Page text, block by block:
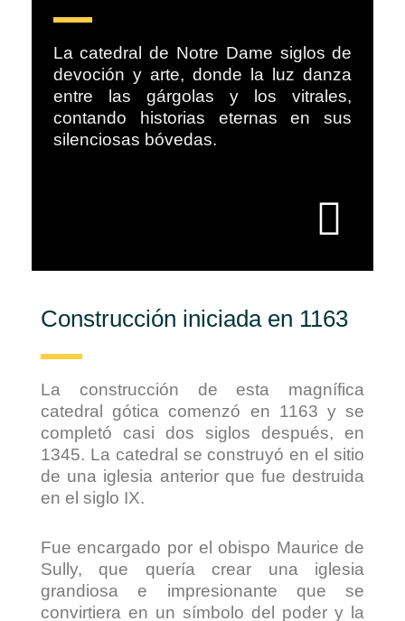
La catedral de Notre Dame siglos de
devoción y arte, donde la luz danza
entre las gárgolas y los vitrales,
contando historias eternas en sus
silenciosas bóvedas.
Construcción iniciada en 1163
La construcción de esta magnífica
catedral gótica comenzó en 1163 y se
completó casi dos siglos después, en
1345. La catedral se construyó en el sitio
de una iglesia anterior que fue destruida
en el siglo IX.
Fue encargado por el obispo Maurice de
Sully, que quería crear una iglesia
grandiosa e impresionante que se
convirtiera en un símbolo del poder y la